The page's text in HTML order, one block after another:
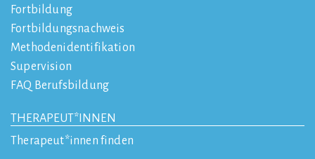
Fortbildung
Fortbildungsnachweis
Methodenidentifikation
Supervision
FAQ Berufsbildung
THERAPEUT*INNEN
Therapeut*innen finden